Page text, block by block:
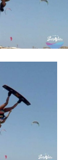
0 0